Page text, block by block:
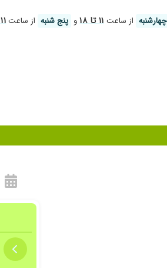
چهارشنبه از ساعت۱۱ تا ۱۸ و پنج شنبه از ساعت۱۱ تا ۱۶